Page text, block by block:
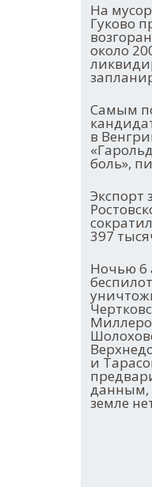
На
Гуково
около
Самым
в
боль»,
Экспорт
397
Ночью 6
и
данным,
земле